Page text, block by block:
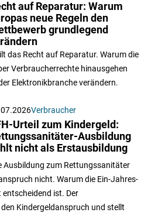
auf Reparatur: Warum
neue Regeln den
grundlegend
das Recht auf Reparatur. Warum die
Verbraucherrechte hinausgehen
Elektronikbranche verändern.
Verbraucher
Urteil zum Kindergeld:
Ausbildung
nicht als Erstausbildung
Ausbildung zum Rettungssanitäter
nicht. Warum die Ein-Jahres-
ist. Der
Kindergeldanspruch und stellt